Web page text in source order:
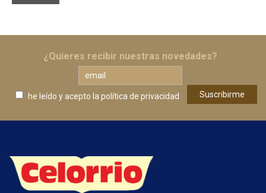
¿Quieres recibir nuestras novedades?
he leído y acepto la política de privacidad